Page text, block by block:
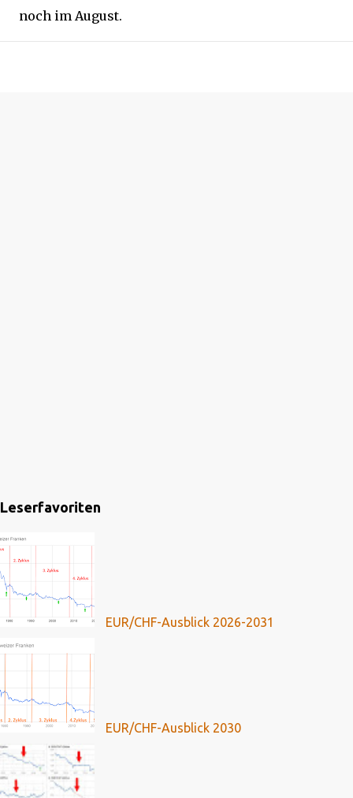
noch im August.
Leserfavoriten
EUR/CHF-Ausblick 2026-2031
EUR/CHF-Ausblick 2030